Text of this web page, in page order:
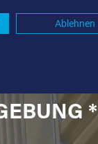
*
Ablehnen